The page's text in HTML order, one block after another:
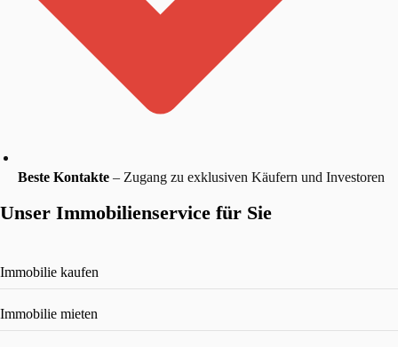
Beste Kontakte – Zugang zu exklusiven Käufern und Investoren
Unser Immobilienservice für Sie
Immobilie kaufen
Immobilie mieten